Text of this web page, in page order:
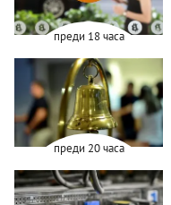
преди 18 часа
преди 20 часа